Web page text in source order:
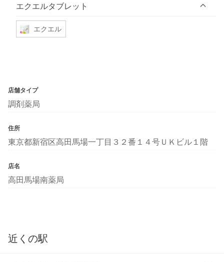
エクエルタブレット
エクエル
店舗タイプ
調剤薬局
住所
東京都新宿区高田馬場一丁目３２番１４号ＵＫビル１階
店名
高田馬場南薬局
近くの駅